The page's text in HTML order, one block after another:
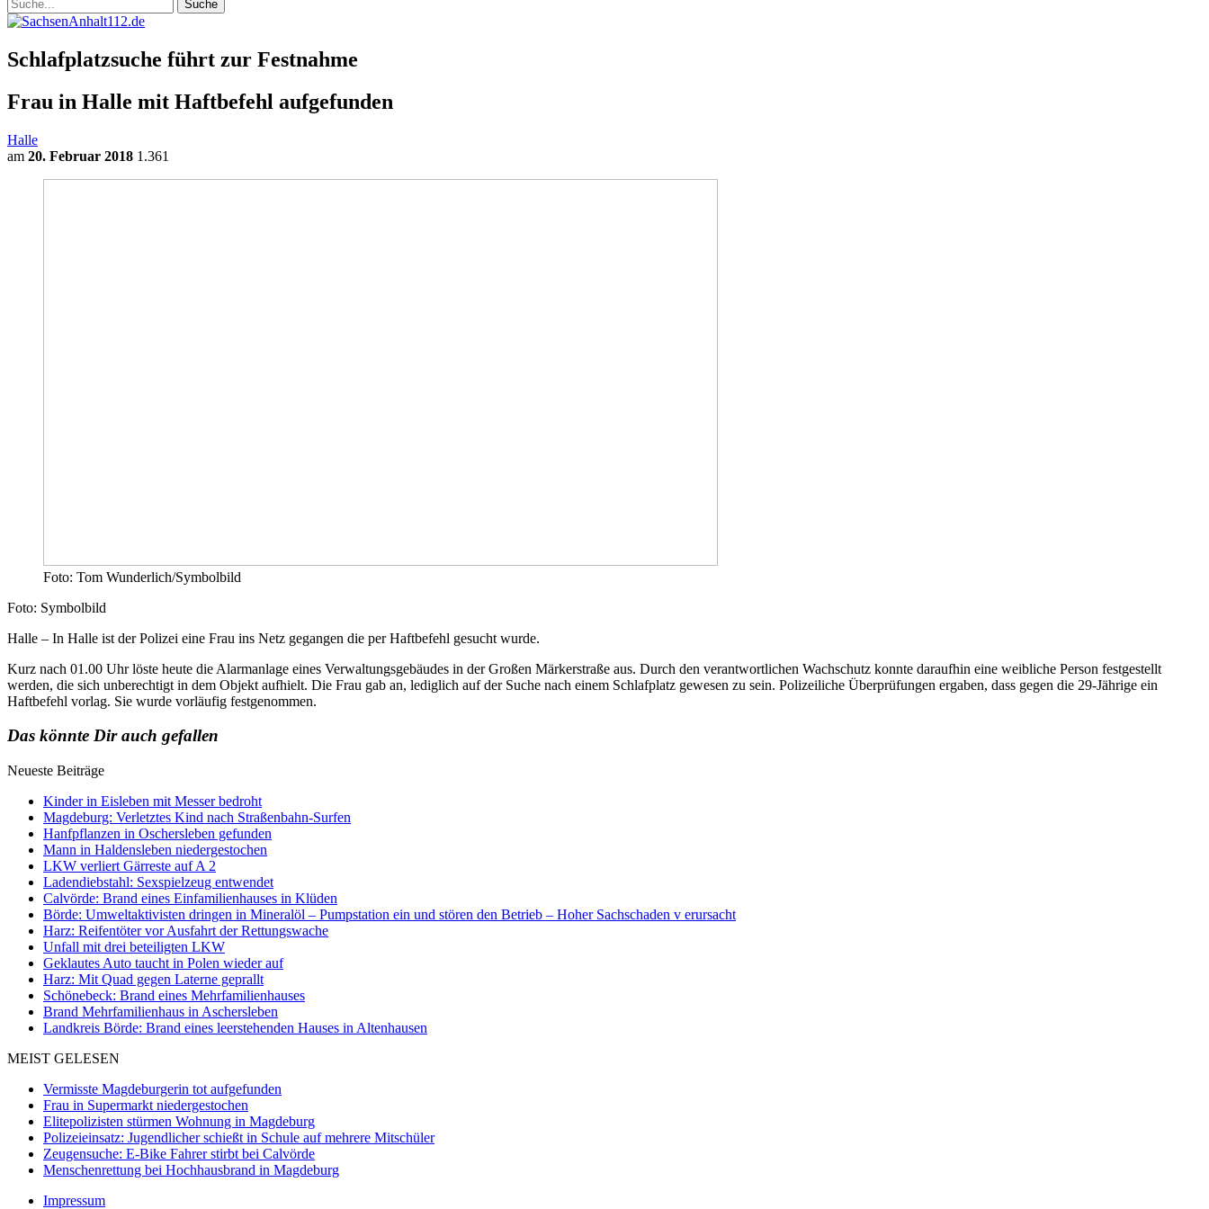
Schlafplatzsuche führt zur Festnahme
Frau in Halle mit Haftbefehl aufgefunden
Halle
am 20. Februar 2018 1.361
Foto: Tom Wunderlich/Symbolbild
Foto: Symbolbild
Halle – In Halle ist der Polizei eine Frau ins Netz gegangen die per Haftbefehl gesucht wurde.
Kurz nach 01.00 Uhr löste heute die Alarmanlage eines Verwaltungsgebäudes in der Großen Märkerstraße aus. Durch den verantwortlichen Wachschutz konnte daraufhin eine weibliche Person festgestellt
werden, die sich unberechtigt in dem Objekt aufhielt. Die Frau gab an, lediglich auf der Suche nach einem Schlafplatz gewesen zu sein. Polizeiliche Überprüfungen ergaben, dass gegen die 29-Jährige ein
Haftbefehl vorlag. Sie wurde vorläufig festgenommen.
Das könnte Dir auch gefallen
Neueste Beiträge
Kinder in Eisleben mit Messer bedroht
Magdeburg: Verletztes Kind nach Straßenbahn-Surfen
Hanfpflanzen in Oschersleben gefunden
Mann in Haldensleben niedergestochen
LKW verliert Gärreste auf A 2
Ladendiebstahl: Sexspielzeug entwendet
Calvörde: Brand eines Einfamilienhauses in Klüden
Börde: Umweltaktivisten dringen in Mineralöl – Pumpstation ein und stören den Betrieb – Hoher Sachschaden v erursacht
Harz: Reifentöter vor Ausfahrt der Rettungswache
Unfall mit drei beteiligten LKW
Geklautes Auto taucht in Polen wieder auf
Harz: Mit Quad gegen Laterne geprallt
Schönebeck: Brand eines Mehrfamilienhauses
Brand Mehrfamilienhaus in Aschersleben
Landkreis Börde: Brand eines leerstehenden Hauses in Altenhausen
MEIST GELESEN
Vermisste Magdeburgerin tot aufgefunden
Frau in Supermarkt niedergestochen
Elitepolizisten stürmen Wohnung in Magdeburg
Polizeieinsatz: Jugendlicher schießt in Schule auf mehrere Mitschüler
Zeugensuche: E-Bike Fahrer stirbt bei Calvörde
Menschenrettung bei Hochhausbrand in Magdeburg
Impressum